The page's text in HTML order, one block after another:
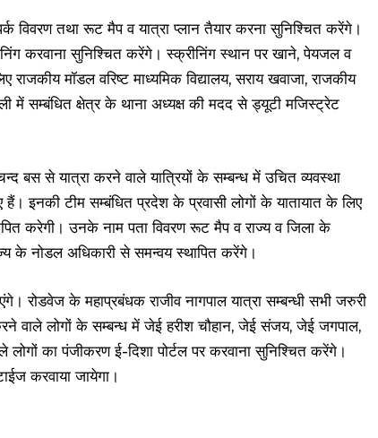
विवरण तथा रूट मैप व यात्रा प्लान तैयार करना सुनिश्चित करेंगे।
करवाना सुनिश्चित करेंगे। स्क्रीनिंग स्थान पर खाने, पेयजल व
राजकीय मॉडल वरिष्ट माध्यमिक विद्यालय, सराय खवाजा, राजकीय
में सम्बंधित क्षेत्र के थाना अध्यक्ष की मदद से ड्यूटी मजिस्ट्रेट
बस से यात्रा करने वाले यात्रियों के सम्बन्ध में उचित व्यवस्था
इनकी टीम सम्बंधित प्रदेश के प्रवासी लोगों के यातायात के लिए
करेगी। उनके नाम पता विवरण रूट मैप व राज्य व जिला के
के नोडल अधिकारी से समन्वय स्थापित करेंगे।
रोडवेज के महाप्रबंधक राजीव नागपाल यात्रा सम्बन्धी सभी जरुरी
वाले लोगों के सम्बन्ध में जेई हरीश चौहान, जेई संजय, जेई जगपाल,
का पंजीकरण ई-दिशा पोर्टल पर करवाना सुनिश्चित करेंगे।
करवाया जायेगा।